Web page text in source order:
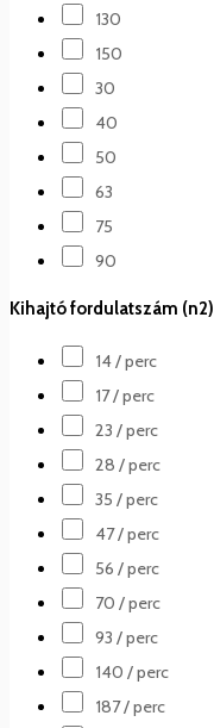
130
150
30
40
50
63
75
90
Kihajtó fordulatszám (n2)
14 / perc
17 / perc
23 / perc
28 / perc
35 / perc
47 / perc
56 / perc
70 / perc
93 / perc
140 / perc
187 / perc